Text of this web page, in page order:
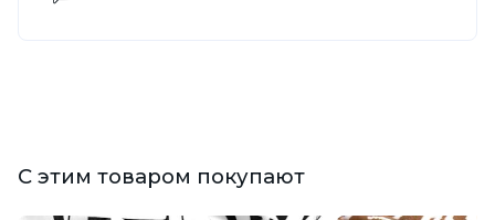
С этим товаром покупают